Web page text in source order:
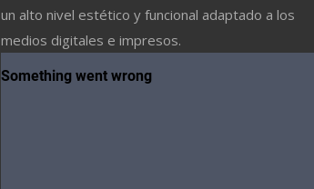
un alto nivel estético y funcional adaptado a los
medios digitales e impresos.